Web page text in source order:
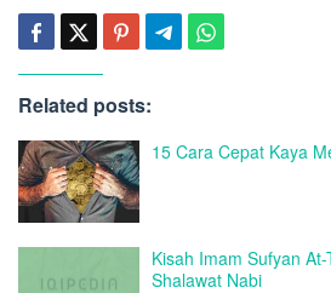
Related posts:
15 Cara Cepat Kaya
Kisah Imam Sufyan
Shalawat Nabi